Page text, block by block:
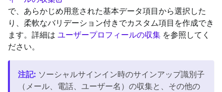
で、あらかじめ用意された基本データ項目から選択した
り、柔軟なバリデーション付きでカスタム項目を作成でき
ます。詳細は ユーザープロフィールの収集 を参照してく
ださい。
注記: ソーシャルサインイン時のサインアップ識別子
（メール、電話、ユーザー名）の収集と、その他の